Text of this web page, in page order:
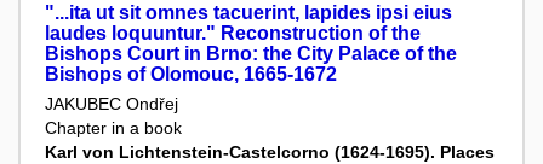
"...ita ut sit omnes tacuerint, lapides ipsi eius
laudes loquuntur." Reconstruction of the
Bishops Court in Brno: the City Palace of the
Bishops of Olomouc, 1665-1672
JAKUBEC Ondřej
Chapter in a book
Karl von Lichtenstein-Castelcorno (1624-1695). Places